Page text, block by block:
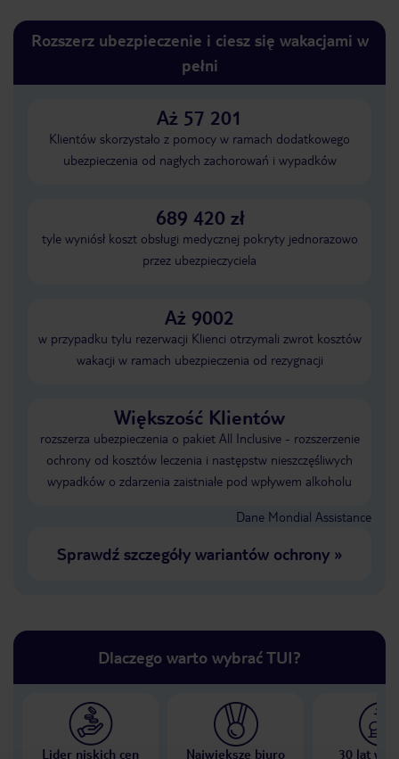
Rozszerz ubezpieczenie i ciesz się wakacjami w
pełni
Aż 57 201
Klientów skorzystało z pomocy w ramach dodatkowego
ubezpieczenia od nagłych zachorowań i wypadków
689 420 zł
tyle wyniósł koszt obsługi medycznej pokryty jednorazowo
przez ubezpieczyciela
Aż 9002
w przypadku tylu rezerwacji Klienci otrzymali zwrot kosztów
wakacji w ramach ubezpieczenia od rezygnacji
Większość Klientów
rozszerza ubezpieczenia o pakiet All Inclusive - rozszerzenie
ochrony od kosztów leczenia i następstw nieszczęśliwych
wypadków o zdarzenia zaistniałe pod wpływem alkoholu
Dane Mondial Assistance
Sprawdź szczegóły wariantów ochrony»
Dlaczego warto wybrać TUI?
Lider niskich cen Największe biuro 30 lat w